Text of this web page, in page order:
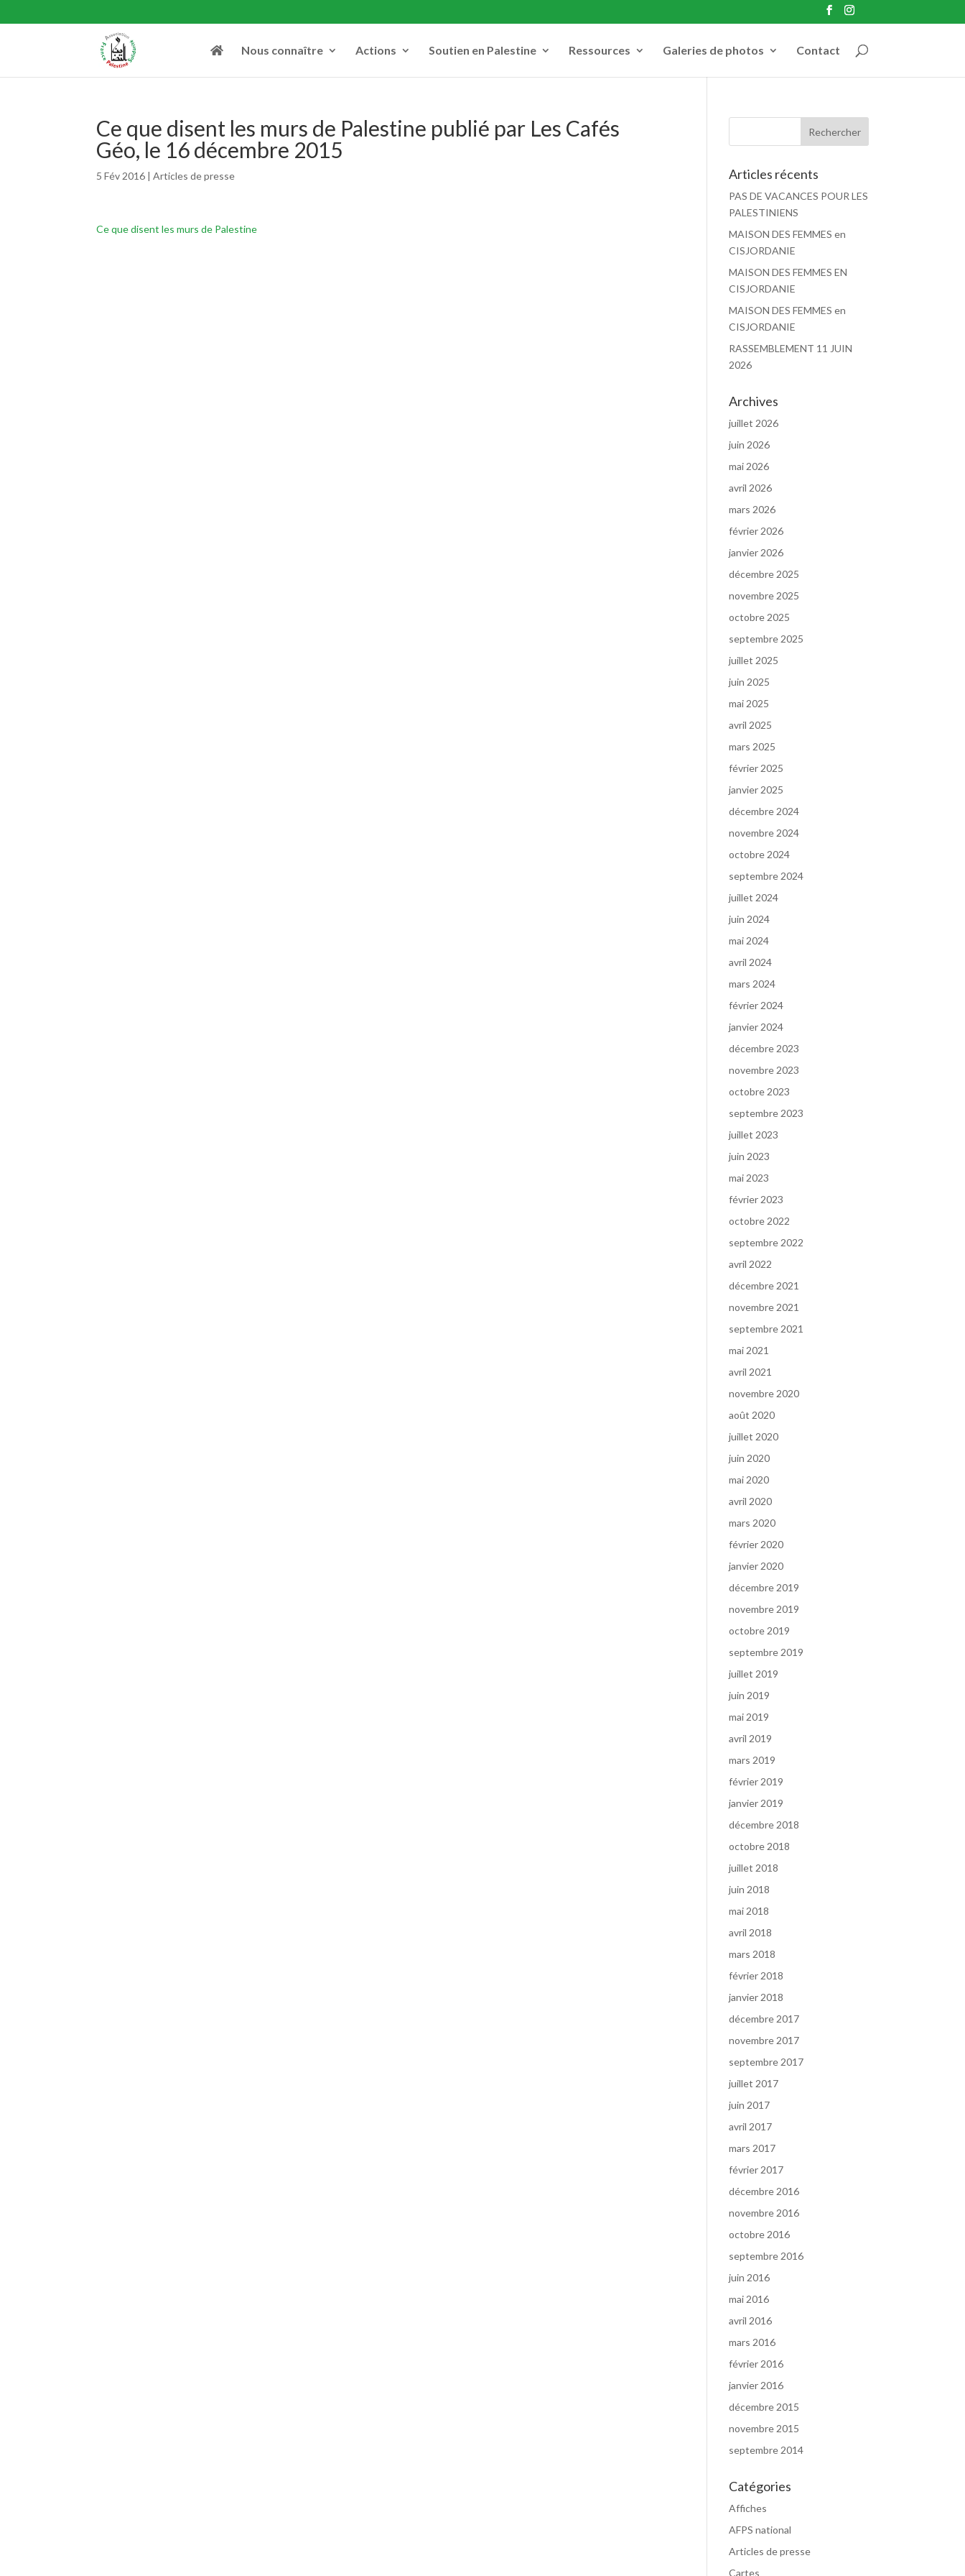
Nous connaître Actions Soutien en Palestine Ressources Galeries de photos Contact
Ce que disent les murs de Palestine publié par Les Cafés
Géo, le 16 décembre 2015
5 Fév 2016 |Articles de presse
Ce que disent les murs de Palestine
Articles récents
PAS DE VACANCES POUR LES
PALESTINIENS
MAISON DES FEMMES en
CISJORDANIE
MAISON DES FEMMES EN
CISJORDANIE
MAISON DES FEMMES en
CISJORDANIE
RASSEMBLEMENT 11 JUIN
2026
Archives
juillet 2026
juin 2026
mai 2026
avril 2026
mars 2026
février 2026
janvier 2026
décembre 2025
novembre 2025
octobre 2025
septembre 2025
juillet 2025
juin 2025
mai 2025
avril 2025
mars 2025
février 2025
janvier 2025
décembre 2024
novembre 2024
octobre 2024
septembre 2024
juillet 2024
juin 2024
mai 2024
avril 2024
mars 2024
février 2024
janvier 2024
décembre 2023
novembre 2023
octobre 2023
septembre 2023
juillet 2023
juin 2023
mai 2023
février 2023
octobre 2022
septembre 2022
avril 2022
décembre 2021
novembre 2021
septembre 2021
mai 2021
avril 2021
novembre 2020
août 2020
juillet 2020
juin 2020
mai 2020
avril 2020
mars 2020
février 2020
janvier 2020
décembre 2019
novembre 2019
octobre 2019
septembre 2019
juillet 2019
juin 2019
mai 2019
avril 2019
mars 2019
février 2019
janvier 2019
décembre 2018
octobre 2018
juillet 2018
juin 2018
mai 2018
avril 2018
mars 2018
février 2018
janvier 2018
décembre 2017
novembre 2017
septembre 2017
juillet 2017
juin 2017
avril 2017
mars 2017
février 2017
décembre 2016
novembre 2016
octobre 2016
septembre 2016
juin 2016
mai 2016
avril 2016
mars 2016
février 2016
janvier 2016
décembre 2015
novembre 2015
septembre 2014
Catégories
Affiches
AFPS national
Articles de presse
Cartes